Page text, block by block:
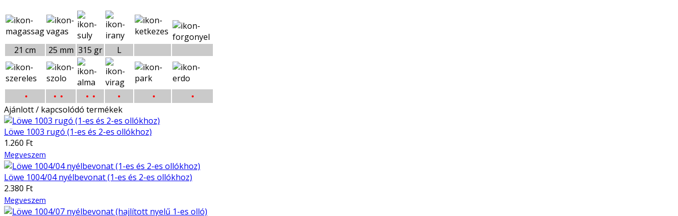
21 cm 25 mm 315 gr L
• • • • • • • •
Ajánlott / kapcsolódó termékek
Löwe 1003 rugó (1-es és 2-es ollókhoz)
1.260 Ft
Megveszem
Löwe 1004/04 nyélbevonat (1-es és 2-es ollókhoz)
2.380 Ft
Megveszem